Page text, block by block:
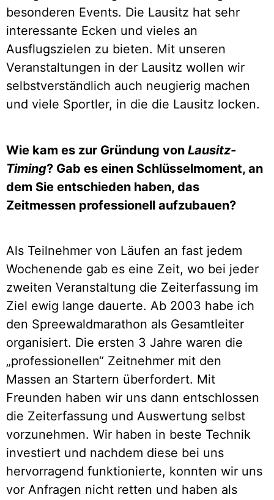
besonderen Events. Die Lausitz hat sehr
interessante Ecken und vieles an
Ausflugszielen zu bieten. Mit unseren
Veranstaltungen in der Lausitz wollen wir
selbstverständlich auch neugierig machen
und viele Sportler, in die die Lausitz locken.
Wie kam es zur Gründung von Lausitz-
Timing? Gab es einen Schlüsselmoment, an
dem Sie entschieden haben, das
Zeitmessen professionell aufzubauen?
Als Teilnehmer von Läufen an fast jedem
Wochenende gab es eine Zeit, wo bei jeder
zweiten Veranstaltung die Zeiterfassung im
Ziel ewig lange dauerte. Ab 2003 habe ich
den Spreewaldmarathon als Gesamtleiter
organisiert. Die ersten 3 Jahre waren die
„professionellen“ Zeitnehmer mit den
Massen an Startern überfordert. Mit
Freunden haben wir uns dann entschlossen
die Zeiterfassung und Auswertung selbst
vorzunehmen. Wir haben in beste Technik
investiert und nachdem diese bei uns
hervorragend funktionierte, konnten wir uns
vor Anfragen nicht retten und haben als